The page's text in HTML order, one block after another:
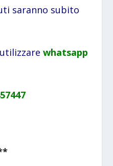
saranno subito
whatsapp